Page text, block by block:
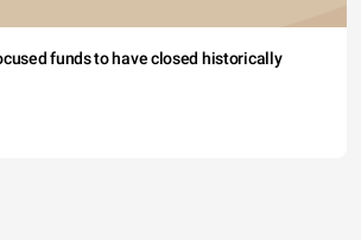
funds to have closed historically